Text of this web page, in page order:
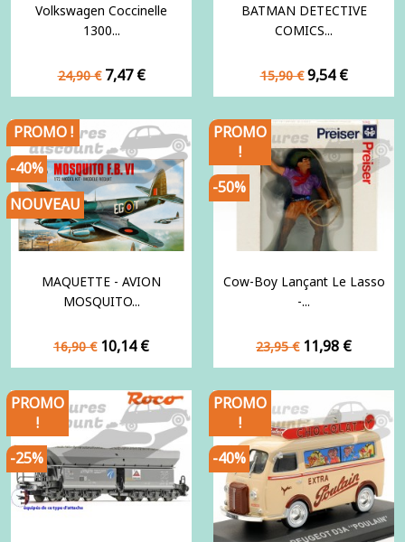
Volkswagen Coccinelle
1300...
Prix
de
24,90 € Prix
7,47 €
BATMAN DETECTIVE
COMICS...
Prix
de
15,90 € Prix
9,54 €
MAQUETTE - AVION
MOSQUITO...
Prix
de
16,90 € Prix
10,14 €
PROMO !
-40%
NOUVEAU
Cow-Boy Lançant Le Lasso
-...
Prix
de
23,95 € Prix
11,98 €
PROMO
!
-50%
PROMO
!
-25%
PROMO
!
-40%